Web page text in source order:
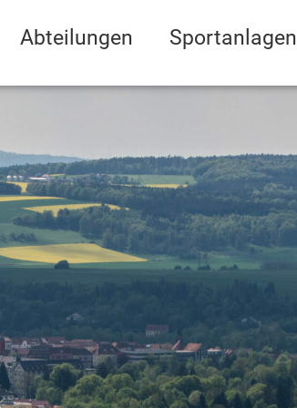
Abteilungen Sportanlagen